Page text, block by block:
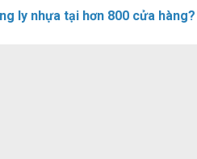
ly nhựa tại hơn 800 cửa hàng?